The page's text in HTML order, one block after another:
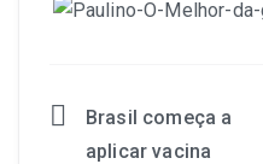
Brasil começa a
aplicar vacina